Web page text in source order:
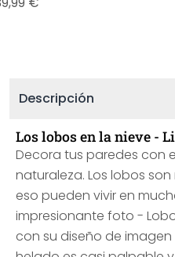
Descripción
Los lobos en la nieve -
Decora tus paredes con
naturaleza. Los lobos
eso pueden vivir en
impresionante foto -
con su diseño de